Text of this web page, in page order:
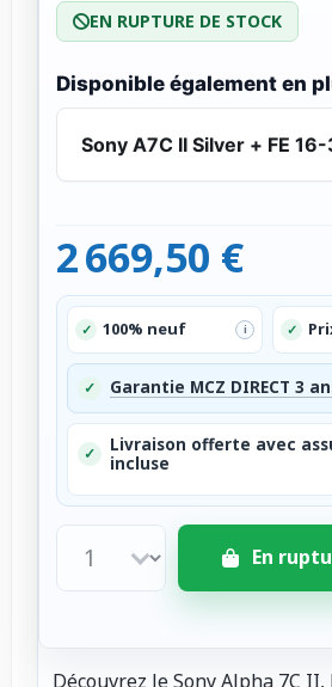
EN RUPTURE DE STOCK
Disponible également en
Sony A7C II Silver + FE
2 669,50 €
✓ 100% neuf i ✓
✓ Garantie MCZ DIRECT 3
✓
Livraison offerte avec
incluse
En
Découvrez le Sony Alpha 7C